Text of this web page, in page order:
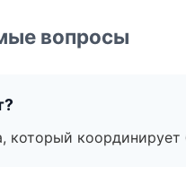
вопросы
который координирует